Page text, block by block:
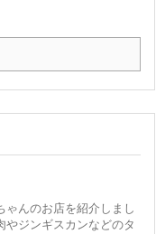
ゃんのお店を紹介しまし
やジンギスカンなどのタ